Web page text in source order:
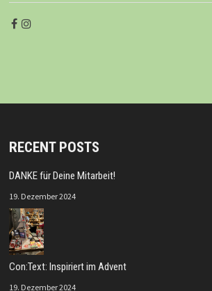
RECENT POSTS
DANKE für Deine Mitarbeit!
19. Dezember 2024
Con:Text: Inspiriert im Advent
19. Dezember 2024